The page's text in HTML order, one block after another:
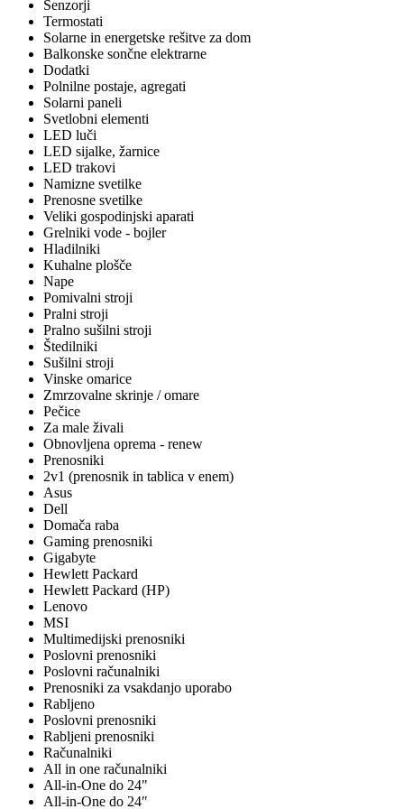
Senzorji
Termostati
Solarne in energetske rešitve za dom
Balkonske sončne elektrarne
Dodatki
Polnilne postaje, agregati
Solarni paneli
Svetlobni elementi
LED luči
LED sijalke, žarnice
LED trakovi
Namizne svetilke
Prenosne svetilke
Veliki gospodinjski aparati
Grelniki vode - bojler
Hladilniki
Kuhalne plošče
Nape
Pomivalni stroji
Pralni stroji
Pralno sušilni stroji
Štedilniki
Sušilni stroji
Vinske omarice
Zmrzovalne skrinje / omare
Pečice
Za male živali
Obnovljena oprema - renew
Prenosniki
2v1 (prenosnik in tablica v enem)
Asus
Dell
Domača raba
Gaming prenosniki
Gigabyte
Hewlett Packard
Hewlett Packard (HP)
Lenovo
MSI
Multimedijski prenosniki
Poslovni prenosniki
Poslovni računalniki
Prenosniki za vsakdanjo uporabo
Rabljeno
Poslovni prenosniki
Rabljeni prenosniki
Računalniki
All in one računalniki
All-in-One do 24"
All-in-One do 24″